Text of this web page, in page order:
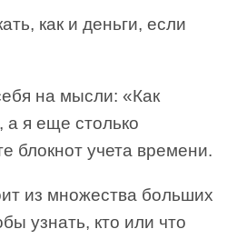
как и деньги, если
на мысли: «Как
я еще столько
блокнот учета времени.
из множества больших
узнать, кто или что